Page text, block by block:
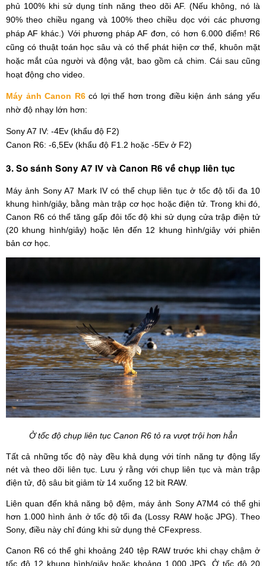
phủ 100% khi sử dụng tính năng theo dõi AF. (Nếu không, nó là
90% theo chiều ngang và 100% theo chiều dọc với các phương
pháp AF khác.) Với phương pháp AF đơn, có hơn 6.000 điểm! R6
cũng có thuật toán học sâu và có thể phát hiện cơ thể, khuôn mặt
hoặc mắt của người và động vật, bao gồm cả chim. Cái sau cũng
hoạt động cho video.
Máy ảnh Canon R6có lợi thế hơn trong điều kiện ánh sáng yếu
nhờ độ nhạy lớn hơn:
Sony A7 IV: -4Ev (khẩu độ F2)
Canon R6: -6,5Ev (khẩu độ F1.2 hoặc -5Ev ở F2)
3. So sánh Sony A7 IV và Canon R6 về chụp liên tục
Máy ảnh Sony A7 Mark IV có thể chụp liên tục ở tốc độ tối đa 10
khung hình/giây, bằng màn trập cơ học hoặc điện tử. Trong khi đó,
Canon R6 có thể tăng gấp đôi tốc độ khi sử dụng cửa trập điện tử
(20 khung hình/giây) hoặc lên đến 12 khung hình/giây với phiên
bản cơ học.
Ở tốc độ chụp liên tục Canon R6 tỏ ra vượt trội hơn hẳn
Tất cả những tốc độ này đều khả dụng với tính năng tự động lấy
nét và theo dõi liên tục. Lưu ý rằng với chụp liên tục và màn trập
điện tử, độ sâu bit giảm từ 14 xuống 12 bit RAW.
Liên quan đến khả năng bộ đệm, máy ảnh Sony A7M4 có thể ghi
hơn 1.000 hình ảnh ở tốc độ tối đa (Lossy RAW hoặc JPG). Theo
Sony, điều này chỉ đúng khi sử dụng thẻ CFexpress.
Canon R6 có thể ghi khoảng 240 tệp RAW trước khi chạy chậm ở
tốc độ 12 khung hình/giây hoặc khoảng 1.000 JPG. Ở tốc độ 20